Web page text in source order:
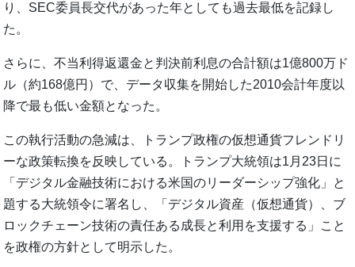
り、SEC委員長交代があった年としても過去最低を記録し
た。
さらに、不当利得返還金と判決前利息の合計額は1億800万ド
ル（約168億円）で、データ収集を開始した2010会計年度以
降で最も低い金額となった。
この執行活動の急減は、トランプ政権の仮想通貨フレンドリ
ーな政策転換を反映している。トランプ大統領は1月23日に
「デジタル金融技術における米国のリーダーシップ強化」と
題する大統領令に署名し、「デジタル資産（仮想通貨）、ブ
ロックチェーン技術の責任ある成長と利用を支援する」こと
を政権の方針として明示した。